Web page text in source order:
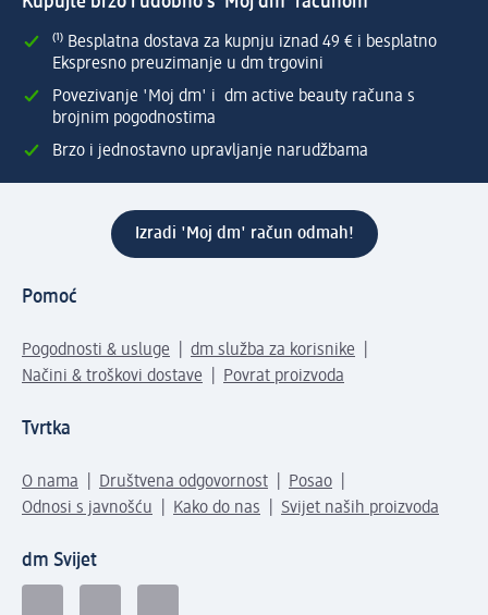
⁽¹⁾ Besplatna dostava za kupnju iznad 49 € i besplatno
Ekspresno preuzimanje u dm trgovini
Povezivanje 'Moj dm' i dm active beauty računa s
brojnim pogodnostima
Brzo i jednostavno upravljanje narudžbama
Izradi 'Moj dm' račun odmah!
Pomoć
Pogodnosti & usluge
dm služba za korisnike
Načini & troškovi dostave
Povrat proizvoda
Tvrtka
O nama Društvena odgovornost
Posao
Odnosi s javnošću
Kako do nas Svijet naših proizvoda
dm Svijet